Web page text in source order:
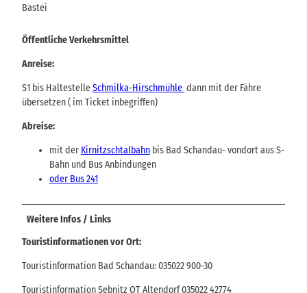
Bastei
Öffentliche Verkehrsmittel
Anreise:
S1 bis HaltestelleSchmilka-Hirschmühle dann mit der Fähre
übersetzen ( im Ticket inbegriffen)
Abreise:
mit der Kirnitzschtalbahn bis Bad Schandau- vondort aus S-
Bahn und Bus Anbindungen
oder Bus 241
Weitere Infos / Links
Touristinformationen vor Ort:
Touristinformation Bad Schandau: 035022 900-30
Touristinformation Sebnitz OT Altendorf 035022 42774